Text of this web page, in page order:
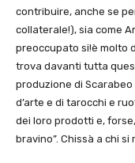
contribuire, anche se
collaterale!), sia come
preoccupato si!è molto
trova davanti tutta
produzione di
d’arte e di tarocchi e
dei loro prodotti e,
bravino”. Chissà a chi